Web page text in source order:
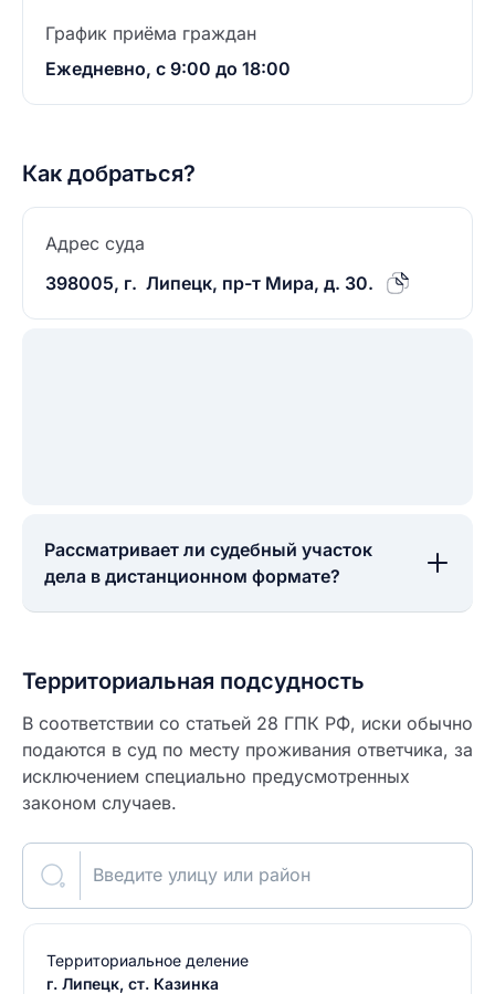
График приёма граждан
Ежедневно, с 9:00 до 18:00
Как добраться?
Адрес суда
398005, г. Липецк, пр-т Мира, д. 30.
Рассматривает ли судебный участок
дела в дистанционном формате?
Территориальная подсудность
В соответствии со статьей 28 ГПК РФ, иски обычно
подаются в суд по месту проживания ответчика, за
исключением специально предусмотренных
законом случаев.
Введите улицу или район
Территориальное деление
г. Липецк, ст. Казинка